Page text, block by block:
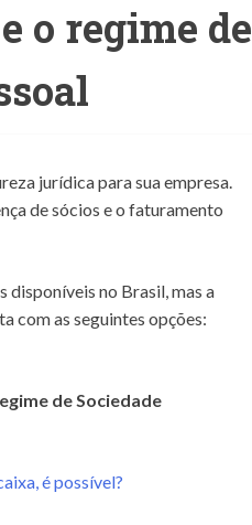
o regime de
jurídica para sua empresa.
de sócios e o faturamento
disponíveis no Brasil, mas a
com as seguintes opções:
de Sociedade
é possível?